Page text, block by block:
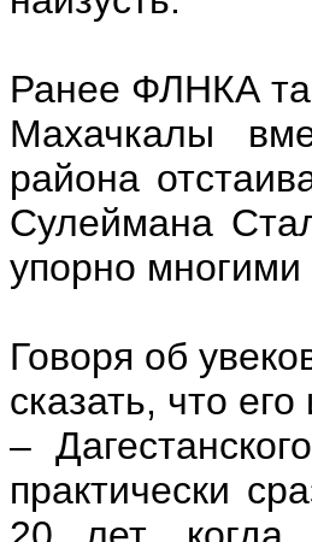
Ранее ФЛНКА
Махачкалы
района
Сулеймана
упорно
Говоря об
сказать, что
–
практически